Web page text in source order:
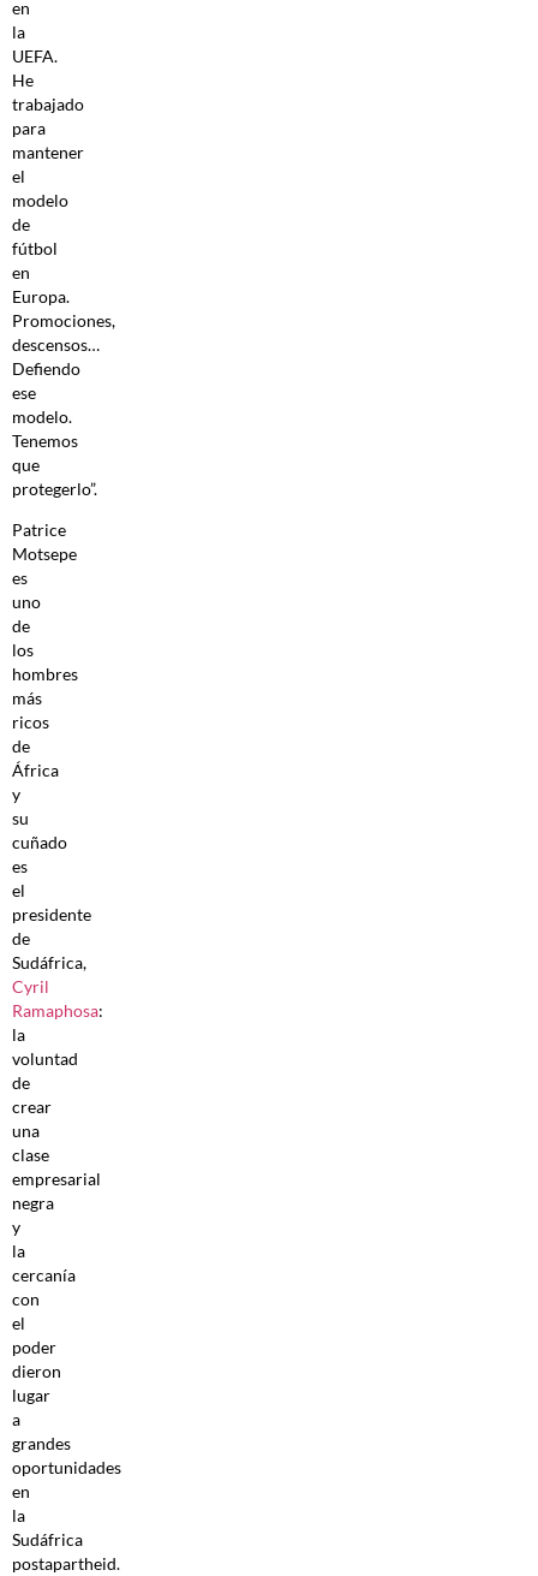
en
la
UEFA.
He
trabajado
para
mantener
el
modelo
de
fútbol
en
Europa.
Promociones,
descensos…
Defiendo
ese
modelo.
Tenemos
que
protegerlo”.
Patrice
Motsepe
es
uno
de
los
hombres
más
ricos
de
África
y
su
cuñado
es
el
presidente
de
Sudáfrica,
Cyril
Ramaphosa:
la
voluntad
de
crear
una
clase
empresarial
negra
y
la
cercanía
con
el
poder
dieron
lugar
a
grandes
oportunidades
en
la
Sudáfrica
postapartheid.